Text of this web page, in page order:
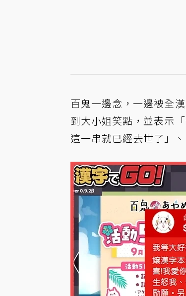
百鬼一邊念，一邊被全
到大小姐笑點，並表示
這一串就已經去世了」、